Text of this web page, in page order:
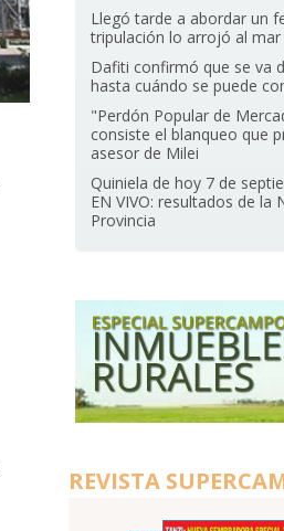
Llegó tarde a abordar un
tripulación lo arrojó al
Dafiti confirmó que se va
hasta cuándo se puede
"Perdón Popular de
consiste el blanqueo que
asesor de Milei
Quiniela de hoy 7 de
EN VIVO: resultados de la
Provincia
REVISTA